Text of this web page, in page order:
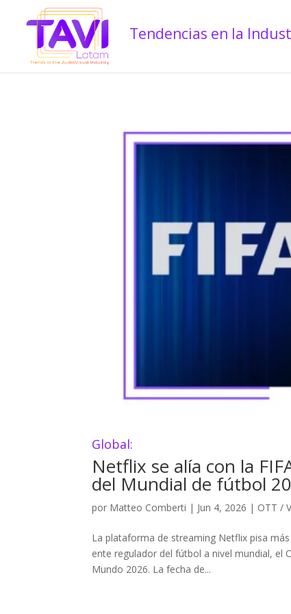
Global:
Netflix se alía con la
del Mundial de fútbol
por Matteo Comberti | Jun 4, 2026 | OTT /
La plataforma de streaming Netflix pisa
ente regulador del fútbol a nivel mundial, el
Mundo 2026. La fecha de...